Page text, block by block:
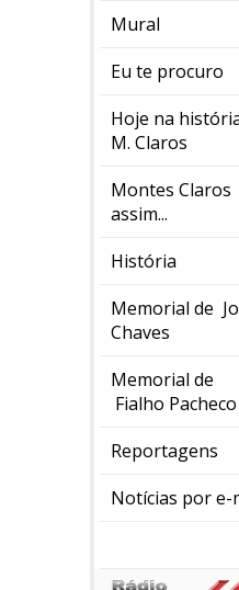
Mural
Eu te procuro
Hoje na
M. Claros
Montes Claros
assim...
História
Memorial de
Chaves
Memorial de
Fialho Pacheco
Reportagens
Notícias por e-